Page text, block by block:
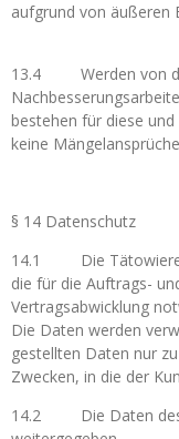
aufgrund von äußeren
13.4 Werden von
bestehen für diese
keine
§ 14 Datenschutz
14.1 Die
die für die Auftrags-
Vertragsabwicklung
Die Daten werden
gestellten Daten nur
Zwecken, in die der
14.2 Die Daten des